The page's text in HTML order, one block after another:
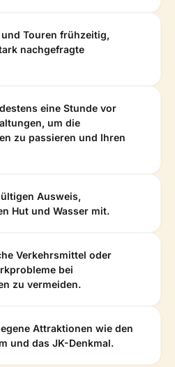
Touren frühzeitig,
nachgefragte
eine Stunde vor
um die
zu passieren und Ihren
Ausweis,
Hut und Wasser mit.
Verkehrsmittel oder
bei
zu vermeiden.
Attraktionen wie den
und das JK-Denkmal.